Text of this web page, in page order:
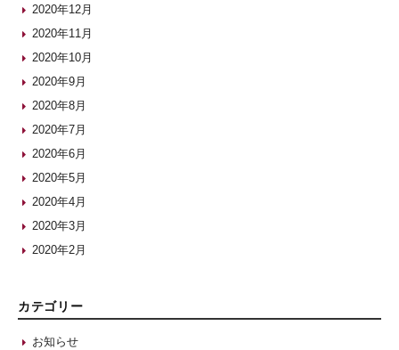
2020年12月
2020年11月
2020年10月
2020年9月
2020年8月
2020年7月
2020年6月
2020年5月
2020年4月
2020年3月
2020年2月
カテゴリー
お知らせ